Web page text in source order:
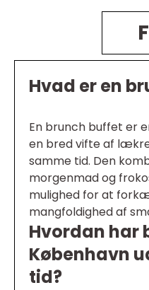
Hvad er en
En brunch buffet er
en bred vifte af
samme tid. Den
morgenmad og
mulighed for at
mangfoldighed af
Hvordan har
København
tid?